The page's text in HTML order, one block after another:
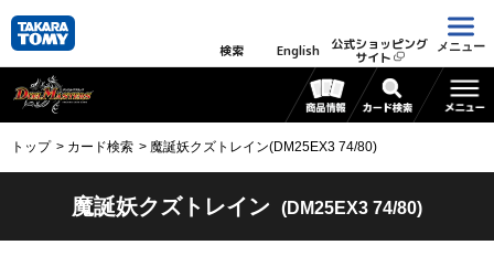
検索 English 公式ショッピング
サイト
メニュー
トップ カード検索 魔誕妖クズトレイン(DM25EX3 74/80)
魔誕妖クズトレイン (DM25EX3 74/80)